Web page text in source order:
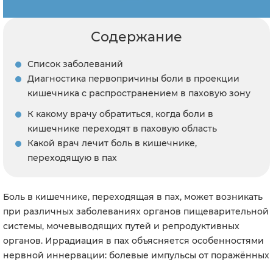
Содержание
Список заболеваний
Диагностика первопричины боли в проекции
кишечника с распространением в паховую зону
К какому врачу обратиться, когда боли в
кишечнике переходят в паховую область
Какой врач лечит боль в кишечнике,
переходящую в пах
Боль в кишечнике, переходящая в пах, может возникать
при различных заболеваниях органов пищеварительной
системы, мочевыводящих путей и репродуктивных
органов. Иррадиация в пах объясняется особенностями
нервной иннервации: болевые импульсы от поражённых